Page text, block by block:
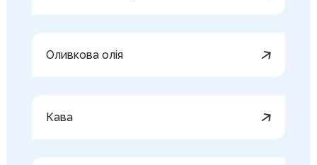
Оливкова олія
Кава